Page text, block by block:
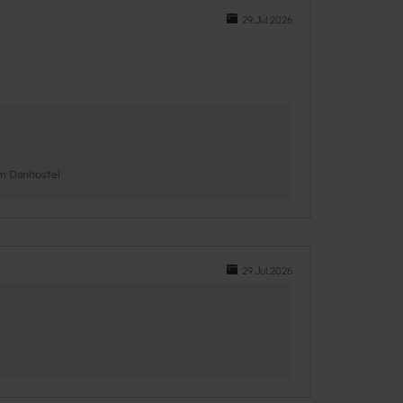
29.Jul.2026
Danhostel
29.Jul.2026